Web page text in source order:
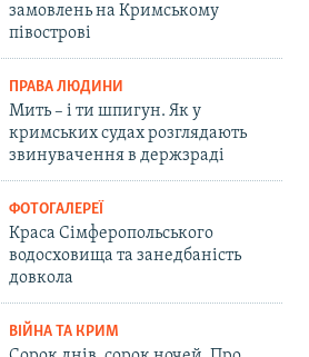
замовлень на Кримському
півострові
ПРАВА ЛЮДИНИ
Мить – і ти шпигун. Як у
кримських судах розглядають
звинувачення в держзраді
ФОТОГАЛЕРЕЇ
Краса Сімферопольського
водосховища та занедбаність
довкола
ВІЙНА ТА КРИМ